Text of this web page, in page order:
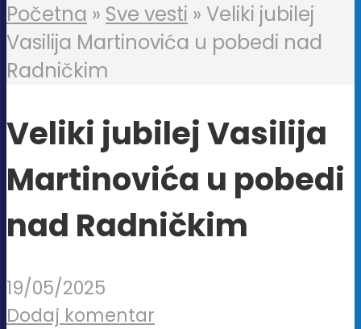
Početna » Sve vesti » Veliki jubilej
Vasilija Martinovića u pobedi nad
Radničkim
Veliki jubilej Vasilija
Martinovića u pobedi
nad Radničkim
19/05/2025
Dodaj komentar